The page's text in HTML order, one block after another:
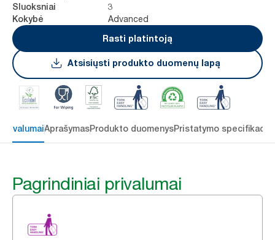
Sluoksniai 3
Kokybė
Advanced
Rasti platintoją
Atsisiųsti produkto duomenų lapą
AprašymasProdukto duomenysPristatymo
Pagrindiniai privalumai